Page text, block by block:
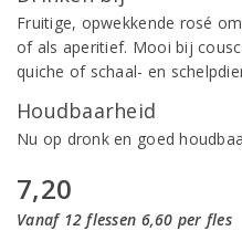
Fruitige, opwekkende rosé
of als aperitief. Mooi bij
quiche of schaal- en
Houdbaarheid
Nu op dronk en goed
7,20
Vanaf 12 flessen 6,60 per fles